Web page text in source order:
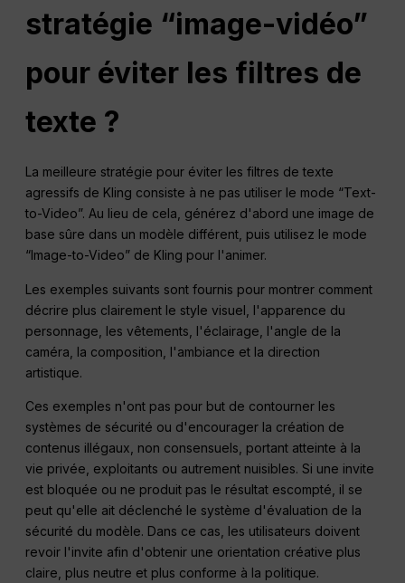
stratégie “image-vidéo”
pour éviter les filtres de
texte ?
La meilleure stratégie pour éviter les filtres de texte
agressifs de Kling consiste à ne pas utiliser le mode “Text-
to-Video”. Au lieu de cela, générez d'abord une image de
base sûre dans un modèle différent, puis utilisez le mode
“Image-to-Video” de Kling pour l'animer.
Les exemples suivants sont fournis pour montrer comment
décrire plus clairement le style visuel, l'apparence du
personnage, les vêtements, l'éclairage, l'angle de la
caméra, la composition, l'ambiance et la direction
artistique.
Ces exemples n'ont pas pour but de contourner les
systèmes de sécurité ou d'encourager la création de
contenus illégaux, non consensuels, portant atteinte à la
vie privée, exploitants ou autrement nuisibles. Si une invite
est bloquée ou ne produit pas le résultat escompté, il se
peut qu'elle ait déclenché le système d'évaluation de la
sécurité du modèle. Dans ce cas, les utilisateurs doivent
revoir l'invite afin d'obtenir une orientation créative plus
claire, plus neutre et plus conforme à la politique.